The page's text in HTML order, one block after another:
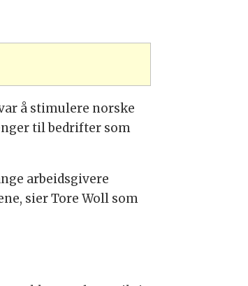
å stimulere norske
til bedrifter som
arbeidsgivere
sier Tore Woll som